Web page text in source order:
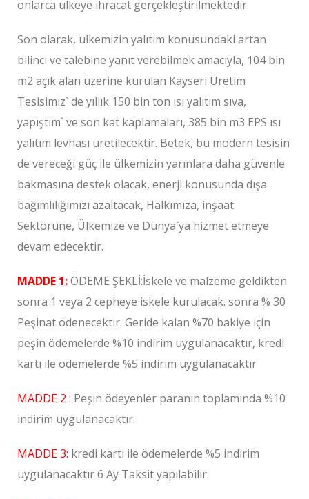
onlarca ülkeye ihracat gerçekleştirilmektedir.
Son olarak, ülkemizin yalıtım konusundaki artan
bilinci ve talebine yanıt verebilmek amacıyla, 104 bin
m2 açık alan üzerine kurulan Kayseri Üretim
Tesisimiz` de yıllık 150 bin ton ısı yalıtım sıva,
yapıştım` ve son kat kaplamaları, 385 bin m3 EPS ısı
yalıtım levhası üretilecektir. Betek, bu modern tesisin
de vereceği güç ile ülkemizin yarınlara daha güvenle
bakmasına destek olacak, enerji konusunda dışa
bağımlılığımızı azaltacak, Halkımıza, inşaat
Sektörüne, Ülkemize ve Dünya`ya hizmet etmeye
devam edecektir.
MADDE 1:ÖDEME ŞEKLİ:İskele ve malzeme geldikten
sonra 1 veya 2 cepheye iskele kurulacak. sonra % 30
Peşinat ödenecektir. Geride kalan %70 bakiye için
peşin ödemelerde %10 indirim uygulanacaktır, kredi
kartı ile ödemelerde %5 indirim uygulanacaktır
MADDE 2 : Peşin ödeyenler paranın toplamında %10
indirim uygulanacaktır.
MADDE 3: kredi kartı ile ödemelerde %5 indirim
uygulanacaktır 6 Ay Taksit yapılabilir.